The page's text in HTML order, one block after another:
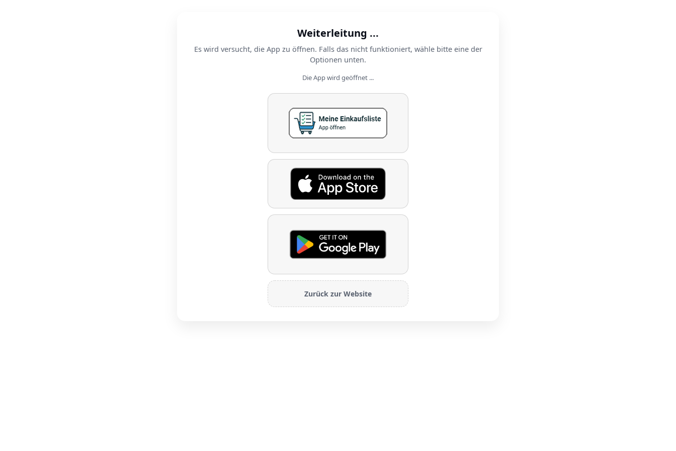
Weiterleitung ...
Es wird versucht, die App zu öffnen. Falls das nicht funktioniert, wähle bitte eine der
Optionen unten.
Die App wird geöffnet ...
Zurück zur Website